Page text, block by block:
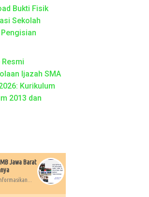
Bukti Fisik
Sekolah
Resmi
Ijazah SMA
Kurikulum
2013 dan
Jawa Barat